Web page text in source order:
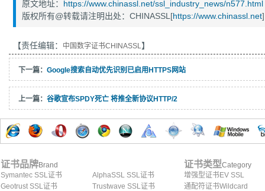
原文地址： https://www.chinassl.net/ssl_industry_news/n577.html
版权所有@转载请注明出处：CHINASSL[https://www.chinassl.net]
【责任编辑： 中国数字证书CHINASSL】
下一篇： Google搜索自动优先识别已启用HTTPS网站
上一篇： 谷歌宣布SPDY死亡 将推全新协议HTTP/2
证书品牌Brand
Symantec SSL证书
Geotrust SSL证书
AlphaSSL SSL证书
Trustwave SSL证书
证书类型Category
增强型证书EV SSL
通配符证书Wildcard